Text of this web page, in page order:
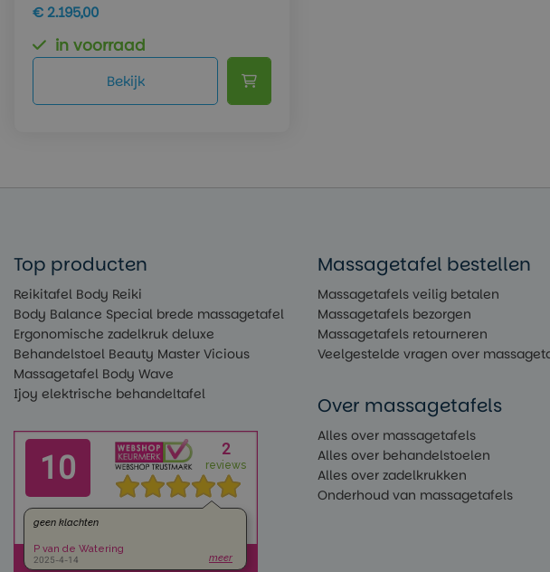
€ 2.195,00
in voorraad
Bekijk
Top producten
Reikitafel Body Reiki
Body Balance Special brede massagetafel
Ergonomische zadelkruk deluxe
Behandelstoel Beauty Master Vicious
Massagetafel Body Wave
Ijoy elektrische behandeltafel
Massagetafel bestellen
Massagetafels veilig betalen
Massagetafels bezorgen
Massagetafels retourneren
Veelgestelde vragen over
Over massagetafels
Alles over massagetafels
Alles over behandelstoelen
Alles over zadelkrukken
Onderhoud van massagetafels